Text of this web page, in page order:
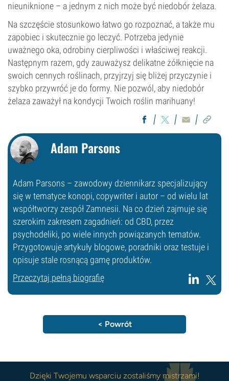
nieuniknione – a jednym z nich może być niedobór żelaza.
Na szczęście stosunkowo łatwo go rozpoznać, a także mu
zapobiec i skutecznie go leczyć. Potrzeba jedynie
uważnego oka, odrobiny cierpliwości i właściwej reakcji.
Następnym razem, gdy zauważysz delikatne żółknięcie na
swoich cennych roślinach, przyjrzyj się bliżej przyczynie i
szybko przywróć je do formy. Nie pozwól, aby niedobór
żelaza zaważył na kondycji Twoich roślin marihuany!
Adam Parsons
Adam Parsons – zawodowy dziennikarz specjalizujący
się w tematyce konopi, copywriter i autor – od wielu lat
współtworzy zespół Zamnesii. Na co dzień zajmuje się
szerokim zakresem zagadnień: od CBD, przez
psychodeliki, po wiele innych powiązanych tematów.
Przygotowuje artykuły blogowe, poradniki oraz testuje i
opisuje stale rosnącą gamę produktów.
Przeczytaj pełną biografię
< Powrót
Dzięki Twojemu wsparciu zostaliśmy mistrzami!